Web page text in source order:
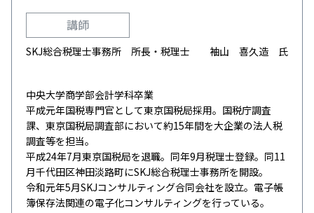
講師
SKJ総合税理士事務所 所長・税理士 袖山 喜久造 氏
中央大学商学部会計学科卒業
平成元年国税専門官として東京国税局採用。国税庁調査
課、東京国税局調査部において約15年間を大企業の法人税
調査等を担当。
平成24年7月東京国税局を退職。同年9月税理士登録。同11
月千代田区神田淡路町にSKJ総合税理士事務所を開設。
令和元年5月SKJコンサルティング合同会社を設立。電子帳
簿保存法関連の電子化コンサルティングを行っている。